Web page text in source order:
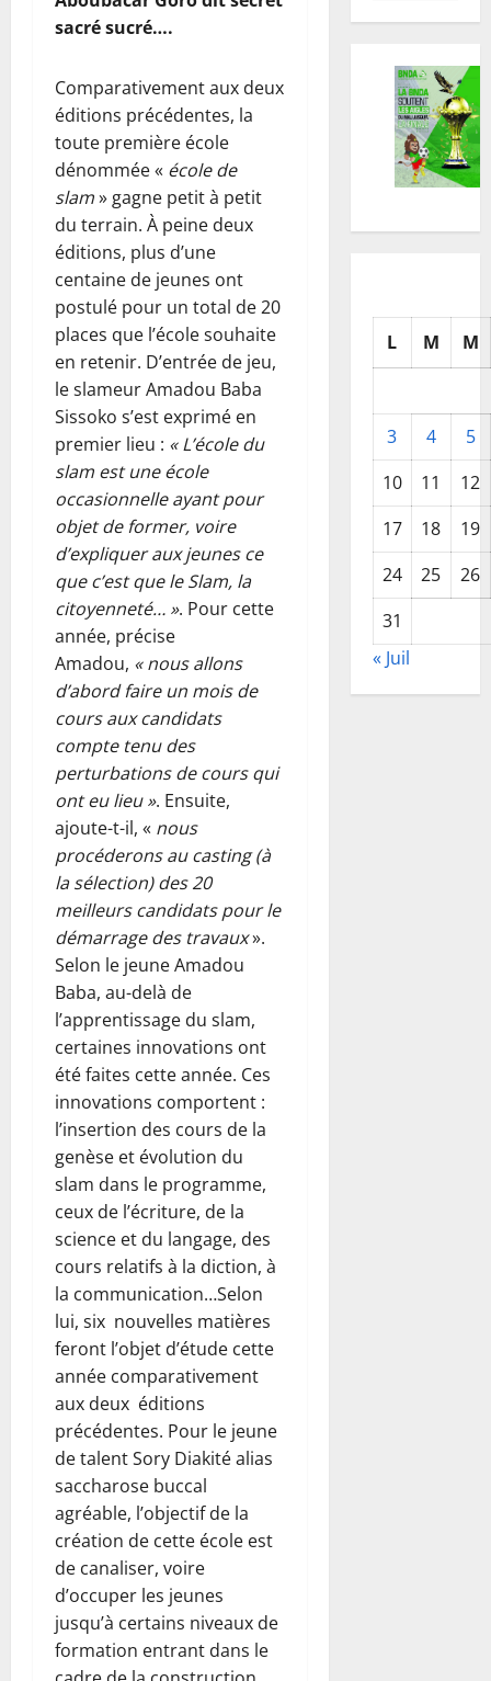
sacré sucré….
Comparativement aux deux
éditions précédentes, la
toute première école
dénommée « école de
slam» gagne petit à petit
du terrain. À peine deux
éditions, plus d’une
centaine de jeunes ont
postulé pour un total de 20
places que l’école souhaite
en retenir. D’entrée de jeu,
le slameur Amadou Baba
Sissoko s’est exprimé en
premier lieu : « L’école du
slam est une école
occasionnelle ayant pour
objet de former, voire
d’expliquer aux jeunes ce
que c’est que le Slam, la
citoyenneté… ». Pour cette
année, précise
Amadou, « nous allons
d’abord faire un mois de
cours aux candidats
compte tenu des
perturbations de cours qui
ont eu lieu ». Ensuite,
ajoute-t-il, « nous
procéderons au casting (à
la sélection) des 20
meilleurs candidats pour le
démarrage des travaux».
Selon le jeune Amadou
Baba, au-delà de
l’apprentissage du slam,
certaines innovations ont
été faites cette année. Ces
innovations comportent :
l’insertion des cours de la
genèse et évolution du
slam dans le programme,
ceux de l’écriture, de la
science et du langage, des
cours relatifs à la diction, à
la communication…Selon
lui, six nouvelles matières
feront l’objet d’étude cette
année comparativement
aux deux éditions
précédentes. Pour le jeune
de talent Sory Diakité alias
saccharose buccal
agréable, l’objectif de la
création de cette école est
de canaliser, voire
d’occuper les jeunes
jusqu’à certains niveaux de
formation entrant dans le
L M M
3 4
5
10
11
12
17
18
19
24
25
26
31
« Juil